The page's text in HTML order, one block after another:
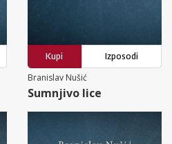
Kupi
Izposodi
Branislav Nušić
Sumnjivo lice